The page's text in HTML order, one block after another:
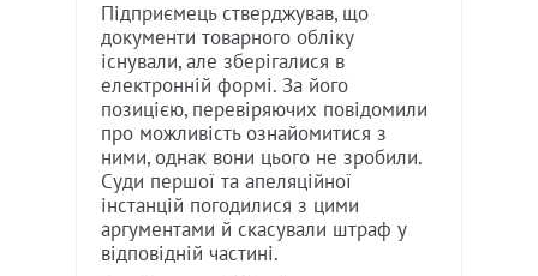
Підприємець стверджував, що
документи товарного обліку
існували, але зберігалися в
електронній формі. За його
позицією, перевіряючих повідомили
про можливість ознайомитися з
ними, однак вони цього не зробили.
Суди першої та апеляційної
інстанцій погодилися з цими
аргументами й скасували штраф у
відповідній частині.